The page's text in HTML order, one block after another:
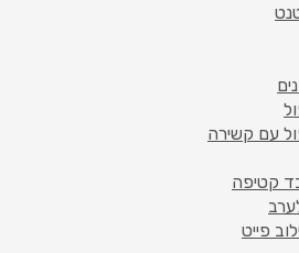
עם קשירה
קטיפה
פייט